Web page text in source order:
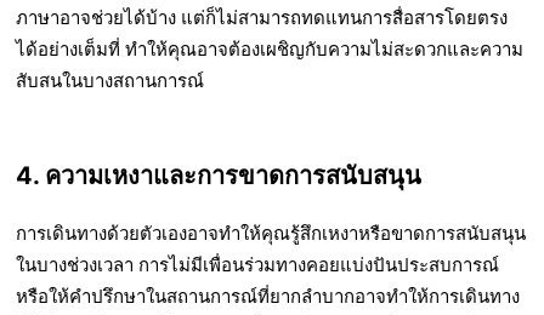
ภาษาอาจช่วยได้บ้าง แต่ก็ไม่สามารถทดแทนการสื่อสารโดยตรง
ได้อย่างเต็มที่ ทำให้คุณอาจต้องเผชิญกับความไม่สะดวกและความ
สับสนในบางสถานการณ์
4. ความเหงาและการขาดการสนับสนุน
การเดินทางด้วยตัวเองอาจทำให้คุณรู้สึกเหงาหรือขาดการสนับสนุน
ในบางช่วงเวลา การไม่มีเพื่อนร่วมทางคอยแบ่งปันประสบการณ์
หรือให้คำปรึกษาในสถานการณ์ที่ยากลำบากอาจทำให้การเดินทาง